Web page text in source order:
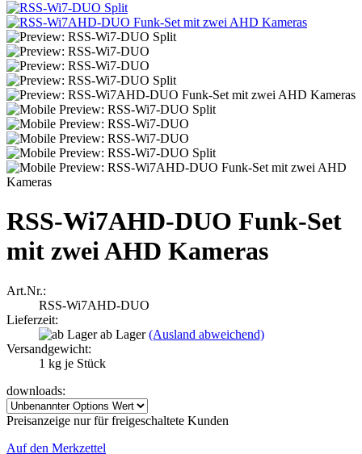
RSS-Wi7AHD-DUO Funk-Set
mit zwei AHD Kameras
Art.Nr.:
RSS-Wi7AHD-DUO
Lieferzeit:
ab Lager(Ausland abweichend)
Versandgewicht:
1 kg je Stück
downloads:
Preisanzeige nur für freigeschaltete Kunden
Auf den Merkzettel